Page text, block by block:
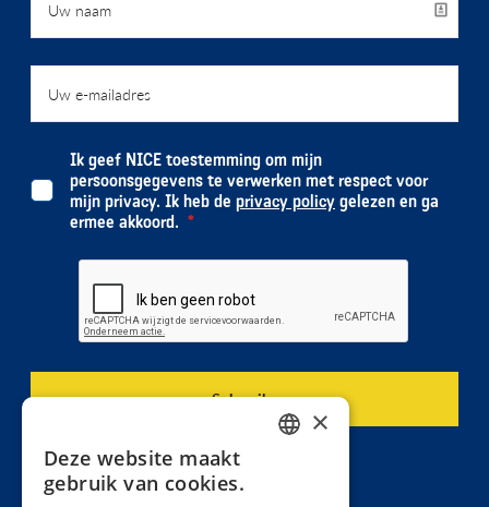
Ik geef NICE toestemming om mijn
persoonsgegevens te verwerken met respect voor
mijn privacy. Ik heb de privacy policy gelezen en ga
ermee akkoord.
×
Deze website maakt
gebruik van cookies.